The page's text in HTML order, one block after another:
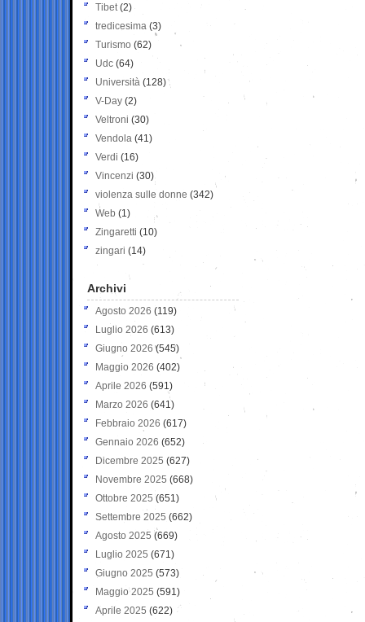
Tibet(2)
tredicesima (3)
Turismo (62)
Udc (64)
Università (128)
V-Day (2)
Veltroni (30)
Vendola (41)
Verdi (16)
Vincenzi (30)
violenza sulle donne (342)
Web (1)
Zingaretti (10)
zingari (14)
Archivi
Agosto 2026 (119)
Luglio 2026 (613)
Giugno 2026 (545)
Maggio 2026 (402)
Aprile 2026 (591)
Marzo 2026 (641)
Febbraio 2026 (617)
Gennaio 2026 (652)
Dicembre 2025 (627)
Novembre 2025 (668)
Ottobre 2025 (651)
Settembre 2025 (662)
Agosto 2025 (669)
Luglio 2025 (671)
Giugno 2025 (573)
Maggio 2025 (591)
Aprile 2025 (622)